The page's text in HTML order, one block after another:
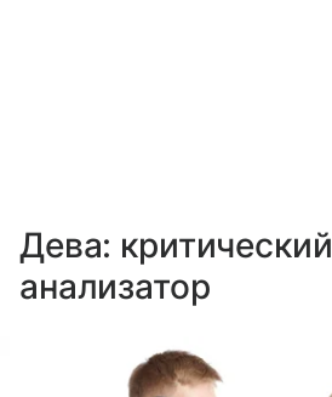
Дева: критический
анализатор